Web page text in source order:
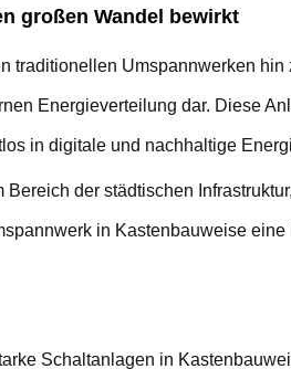
großen Wandel bewirkt
traditionellen Umspannwerken
Energieverteilung dar. Diese
in digitale und nachhaltige
der städtischen
in Kastenbauweise
Schaltanlagen in